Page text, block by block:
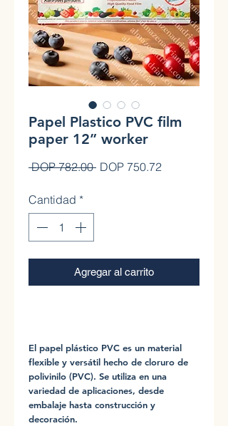
Papel Plastico PVC film
paper 12” worker
DOP 782.00 Precio
DOP 750.72Precio de
Cantidad *
Agregar al carrito
El papel plástico PVC es un material
flexible y versátil hecho de cloruro de
polivinilo (PVC). Se utiliza en una
variedad de aplicaciones, desde
embalaje hasta construcción y
decoración.